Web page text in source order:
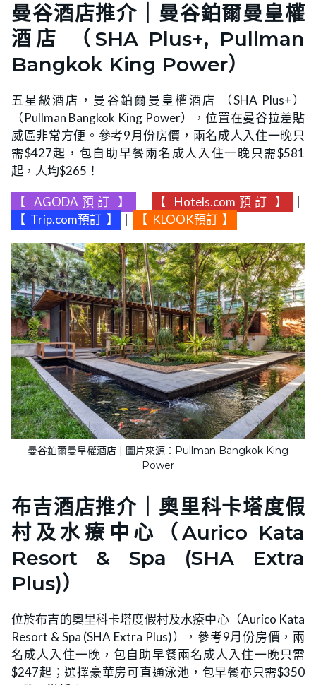
曼谷酒店推介｜曼谷鉑爾曼皇權
酒店 （SHA Plus+, Pullman
Bangkok King Power）
五星級酒店，曼谷鉑爾曼皇權酒店 （SHA Plus+）
（Pullman Bangkok King Power），位置在曼谷拉差貼
威區非常方便。參考9月份房價，兩名成人入住一晚只
需$427起，包自助早餐兩名成人入住一晚只需$581
起，人均$265！
【 AGODA預訂 】 【 Hotels.com預訂 】
【 Trip.com預訂 】 【 KLOOK預訂 】
曼谷鉑爾曼皇權酒店 | 圖片來源：Pullman Bangkok King
Power
布吉酒店推介｜奧里科卡塔度假
村及水療中心（Aurico Kata
Resort & Spa (SHA Extra
Plus)）
位於布吉的奧里科卡塔度假村及水療中心（Aurico Kata
Resort & Spa (SHA Extra Plus)），參考9月份房價，兩
名成人入住一晚，包自助早餐兩名成人入住一晚只需
$247起；選擇豪華房可直通泳池，包早餐亦只需$350